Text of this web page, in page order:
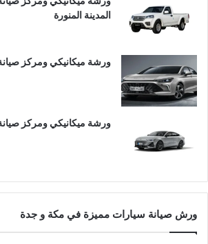
المدينة المنورة
ورشة ميكانيكي ومركز صيانة
ورشة ميكانيكي ومركز
ورش صيانة سيارات مميزة في مكة و جدة